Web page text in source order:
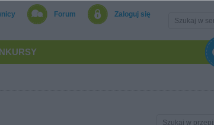
Forum Zaloguj się